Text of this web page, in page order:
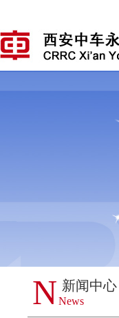
N 新闻中心
News